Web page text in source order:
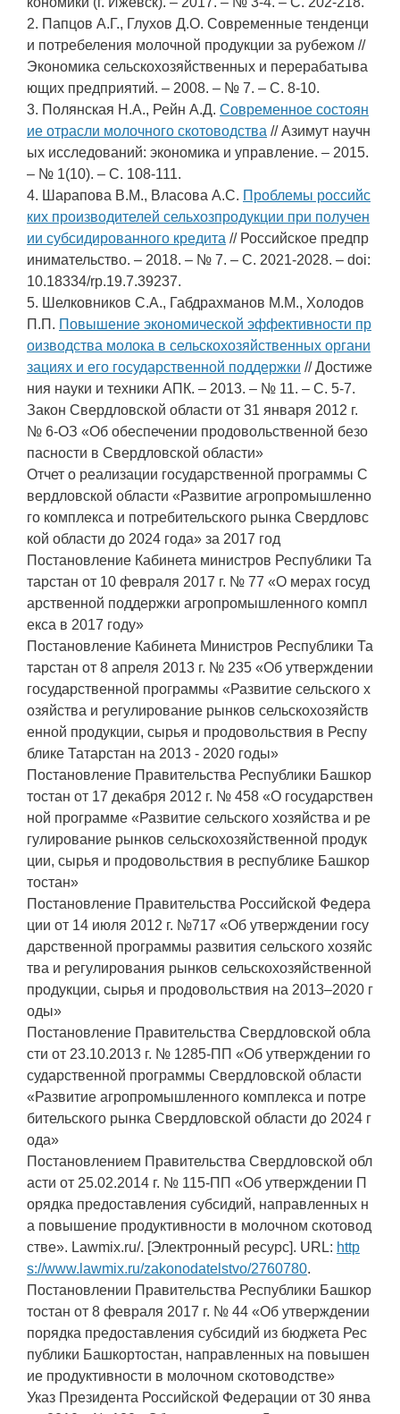
2. Папцов А.Г., Глухов Д.О. Современные тенденци
и потребеления молочной продукции за рубежом //
Экономика сельскохозяйственных и перерабатыва
ющих предприятий. – 2008. – № 7. – С. 8-10.
3. Полянская Н.А., Рейн А.Д. Современное состоян
ие отрасли молочного скотоводства // Азимут научн
ых исследований: экономика и управление. – 2015.
– № 1(10). – С. 108-111.
4. Шарапова В.М., Власова А.С. Проблемы российс
ких производителей сельхозпродукции при получен
ии субсидированного кредита // Российское предпр
инимательство. – 2018. – № 7. – С. 2021-2028. – doi:
10.18334/rp.19.7.39237.
5. Шелковников С.А., Габдрахманов М.М., Холодов
П.П. Повышение экономической эффективности пр
оизводства молока в сельскохозяйственных органи
зациях и его государственной поддержки // Достиже
ния науки и техники АПК. – 2013. – № 11. – С. 5-7.
Закон Свердловской области от 31 января 2012 г.
№ 6-ОЗ «Об обеспечении продовольственной безо
пасности в Свердловской области»
Отчет о реализации государственной программы С
вердловской области «Развитие агропромышленно
го комплекса и потребительского рынка Свердловс
кой области до 2024 года» за 2017 год
Постановление Кабинета министров Республики Та
тарстан от 10 февраля 2017 г. № 77 «О мерах госуд
арственной поддержки агропромышленного компл
екса в 2017 году»
Постановление Кабинета Министров Республики Та
тарстан от 8 апреля 2013 г. № 235 «Об утверждении
государственной программы «Развитие сельского х
озяйства и регулирование рынков сельскохозяйств
енной продукции, сырья и продовольствия в Респу
блике Татарстан на 2013 - 2020 годы»
Постановление Правительства Республики Башкор
тостан от 17 декабря 2012 г. № 458 «О государствен
ной программе «Развитие сельского хозяйства и ре
гулирование рынков сельскохозяйственной продук
ции, сырья и продовольствия в республике Башкор
тостан»
Постановление Правительства Российской Федера
ции от 14 июля 2012 г. №717 «Об утверждении госу
дарственной программы развития сельского хозяйс
тва и регулирования рынков сельскохозяйственной
продукции, сырья и продовольствия на 2013–2020 г
оды»
Постановление Правительства Свердловской обла
сти от 23.10.2013 г. № 1285-ПП «Об утверждении го
сударственной программы Свердловской области
«Развитие агропромышленного комплекса и потре
бительского рынка Свердловской области до 2024 г
ода»
Постановлением Правительства Свердловской обл
асти от 25.02.2014 г. № 115-ПП «Об утверждении П
орядка предоставления субсидий, направленных н
а повышение продуктивности в молочном скотовод
стве». Lawmix.ru/. [Электронный ресурс]. URL: http
s://www.lawmix.ru/zakonodatelstvo/2760780.
Постановлении Правительства Республики Башкор
тостан от 8 февраля 2017 г. № 44 «Об утверждении
порядка предоставления субсидий из бюджета Рес
публики Башкортостан, направленных на повышен
ие продуктивности в молочном скотоводстве»
Указ Президента Российской Федерации от 30 янва